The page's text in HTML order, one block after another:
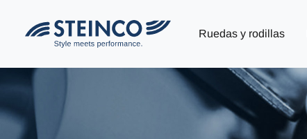
Ruedas y rodillas